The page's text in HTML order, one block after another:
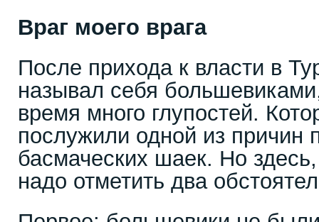
Враг моего врага
После прихода к власти в
называл себя
время много глупостей.
послужили одной из причин
басмаческих шаек. Но
надо отметить два